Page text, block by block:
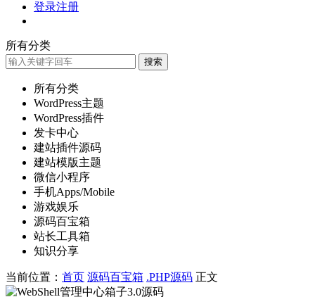
登录注册
所有分类
搜索
所有分类
WordPress主题
WordPress插件
发卡中心
建站插件源码
建站模版主题
微信小程序
手机Apps/Mobile
游戏娱乐
源码百宝箱
站长工具箱
知识分享
当前位置： 首页 源码百宝箱 .PHP源码 正文